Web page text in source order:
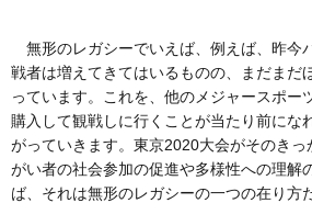
無形のレガシーでいえば、例えば、昨今
戦者は増えてきてはいるものの、まだまだ
っています。これを、他のメジャースポー
購入して観戦しに行くことが当たり前にな
がっていきます。東京2020大会がそのき
がい者の社会参加の促進や多様性への理解
ば、それは無形のレガシーの一つの在り方